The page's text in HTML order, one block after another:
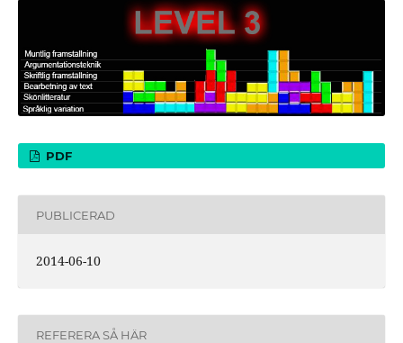
PDF
PUBLICERAD
2014-06-10
REFERERA SÅ HÄR